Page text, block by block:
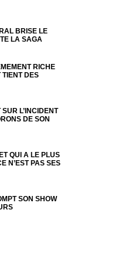
BRISE LE
LA SAGA
RICHE
DES
L’INCIDENT
DE SON
QUI A LE PLUS
N’EST PAS SES
SON SHOW